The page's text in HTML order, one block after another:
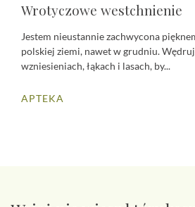
Wrotyczowe westchnienie
Jestem nieustannie zachwycona
polskiej ziemi, nawet w grudniu.
wzniesieniach, łąkach i lasach, by...
APTEKA